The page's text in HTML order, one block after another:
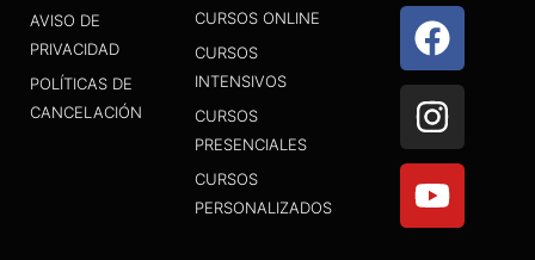
AVISO DE
PRIVACIDAD
POLÍTICAS DE
CANCELACIÓN
CURSOS ONLINE
CURSOS
INTENSIVOS
CURSOS
PRESENCIALES
CURSOS
PERSONALIZADOS
F
a
c
e
b
o
o
I
n
s
t
a
g
r
Y
o
u
t
u
b
e